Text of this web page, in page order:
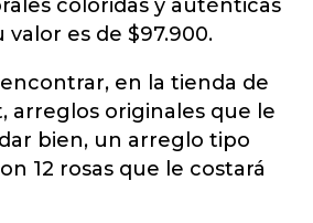
coloridas y auténticas
valor es de $97.900.
en la tienda de
arreglos originales que le
bien, un arreglo tipo
12 rosas que le costará